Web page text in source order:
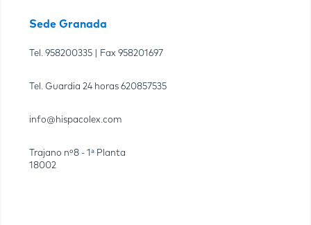
Sede Granada
Tel. 958200335 | Fax 958201697
Tel. Guardia 24 horas 620857535
info@hispacolex.com
Trajano nº8 - 1ª Planta
18002